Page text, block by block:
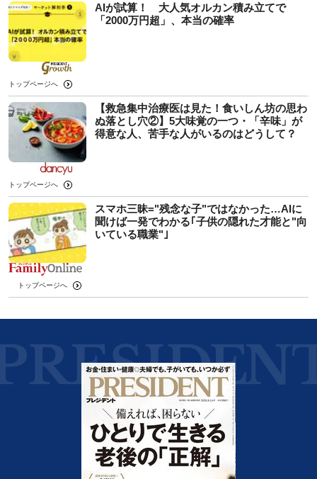
AIが試算！ 大人気オルカン積み立てで
「2000万円超」、本当の確率
トップページへ
【救急集中治療医は見た！食いしん坊の思わ
ぬ落とし穴②】5大味覚の一つ・「辛味」が
得意な人、苦手な人がいるのはどうして？
トップページへ
スマホ三昧="残念な子"ではなかった…AIに
聞けば一発でわかる｢子供の隠れた才能と"向
いている職業"｣
トップページへ